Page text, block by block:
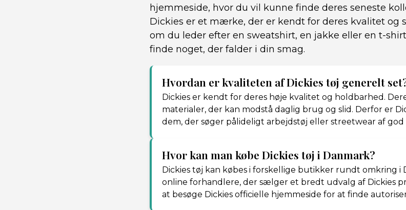
hjemmeside, hvor du vil kunne finde deres seneste
Dickies er et mærke, der er kendt for deres kvalitet og
om du leder efter en sweatshirt, en jakke eller en t-
finde noget, der falder i din smag.
Hvordan er kvaliteten af Dickies tøj generelt
Dickies er kendt for deres høje kvalitet og holdbarhed.
materialer, der kan modstå daglig brug og slid. Derfor er
dem, der søger pålideligt arbejdstøj eller streetwear af god
Hvor kan man købe Dickies tøj i Danmark?
Dickies tøj kan købes i forskellige butikker rundt omkring i
online forhandlere, der sælger et bredt udvalg af Dickies
at besøge Dickies officielle hjemmeside for at finde